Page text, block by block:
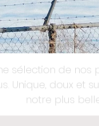
sélection de
Unique, doux et
notre plus